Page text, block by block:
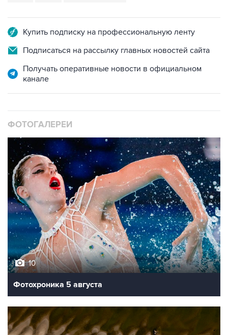
Купить подписку на профессиональную ленту
Подписаться на рассылку главных новостей сайта
Получать оперативные новости в официальном
канале
ФОТОГАЛЕРЕИ
10
Фотохроника 5 августа